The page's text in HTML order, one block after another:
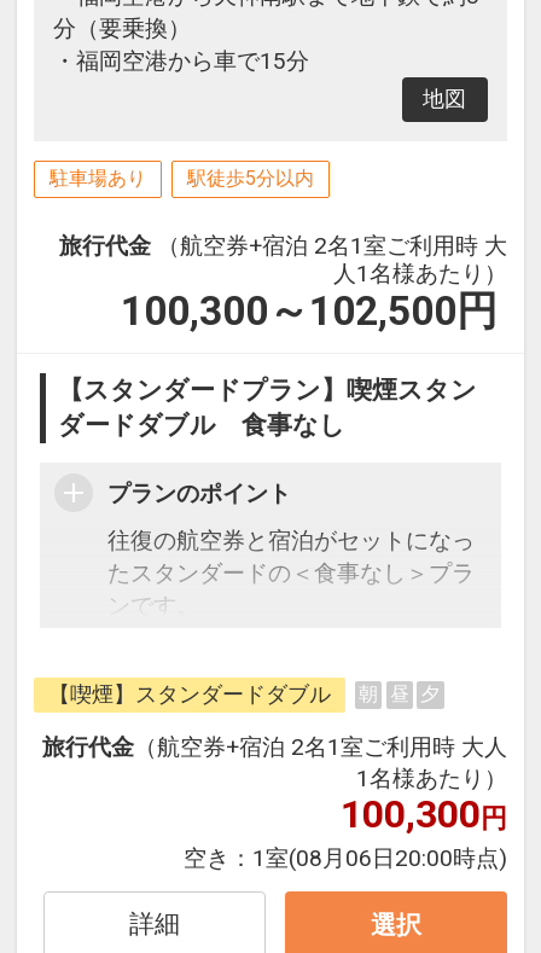
分（要乗換）
・福岡空港から車で15分
地図
駐車場あり 駅徒歩5分以内
旅行代金
（航空券+宿泊 2名1室ご利用時 大
人1名様あたり）
100,300～102,500 円
【スタンダードプラン】喫煙スタン
ダードダブル 食事なし
プランのポイント
往復の航空券と宿泊がセットになっ
たスタンダードの＜食事なし＞プラ
ンです。
できるダイナミックパッケージだか
ら、一都市滞在はもちろん周遊旅行
にも最適！
旅行期間中の1泊だけの宿泊や延
泊・飛び泊なども自由自在です。
JALマイレージ会員の方にはフライ
トマイルが50%貯まります。
【喫煙】スタンダードダブル 朝 昼 夕
旅行代金 （航空券+宿泊 2名1室ご利用時 大人
1名様あたり）
100,300円
空き： 1室(08月06日20:00時点)
詳細 選択